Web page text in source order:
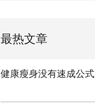
最热文章
健康瘦身没有速成公式